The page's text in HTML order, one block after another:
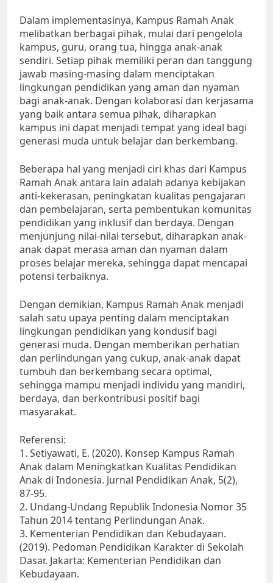
Dalam implementasinya, Kampus Ramah Anak
melibatkan berbagai pihak, mulai dari pengelola
kampus, guru, orang tua, hingga anak-anak
sendiri. Setiap pihak memiliki peran dan tanggung
jawab masing-masing dalam menciptakan
lingkungan pendidikan yang aman dan nyaman
bagi anak-anak. Dengan kolaborasi dan kerjasama
yang baik antara semua pihak, diharapkan
kampus ini dapat menjadi tempat yang ideal bagi
generasi muda untuk belajar dan berkembang.
Beberapa hal yang menjadi ciri khas dari Kampus
Ramah Anak antara lain adalah adanya kebijakan
anti-kekerasan, peningkatan kualitas pengajaran
dan pembelajaran, serta pembentukan komunitas
pendidikan yang inklusif dan berdaya. Dengan
menjunjung nilai-nilai tersebut, diharapkan anak-
anak dapat merasa aman dan nyaman dalam
proses belajar mereka, sehingga dapat mencapai
potensi terbaiknya.
Dengan demikian, Kampus Ramah Anak menjadi
salah satu upaya penting dalam menciptakan
lingkungan pendidikan yang kondusif bagi
generasi muda. Dengan memberikan perhatian
dan perlindungan yang cukup, anak-anak dapat
tumbuh dan berkembang secara optimal,
sehingga mampu menjadi individu yang mandiri,
berdaya, dan berkontribusi positif bagi
masyarakat.
Referensi:
1. Setiyawati, E. (2020). Konsep Kampus Ramah
Anak dalam Meningkatkan Kualitas Pendidikan
Anak di Indonesia. Jurnal Pendidikan Anak, 5(2),
87-95.
2. Undang-Undang Republik Indonesia Nomor 35
Tahun 2014 tentang Perlindungan Anak.
3. Kementerian Pendidikan dan Kebudayaan.
(2019). Pedoman Pendidikan Karakter di Sekolah
Dasar. Jakarta: Kementerian Pendidikan dan
Kebudayaan.